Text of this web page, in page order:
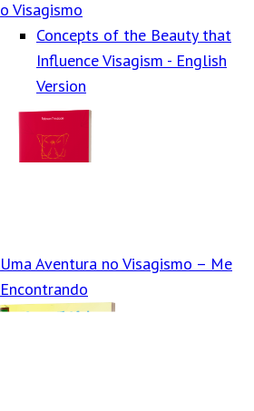
o Visagismo
Concepts of the Beauty that
Influence Visagism - English
Version
Uma Aventura no Visagismo – Me
Encontrando